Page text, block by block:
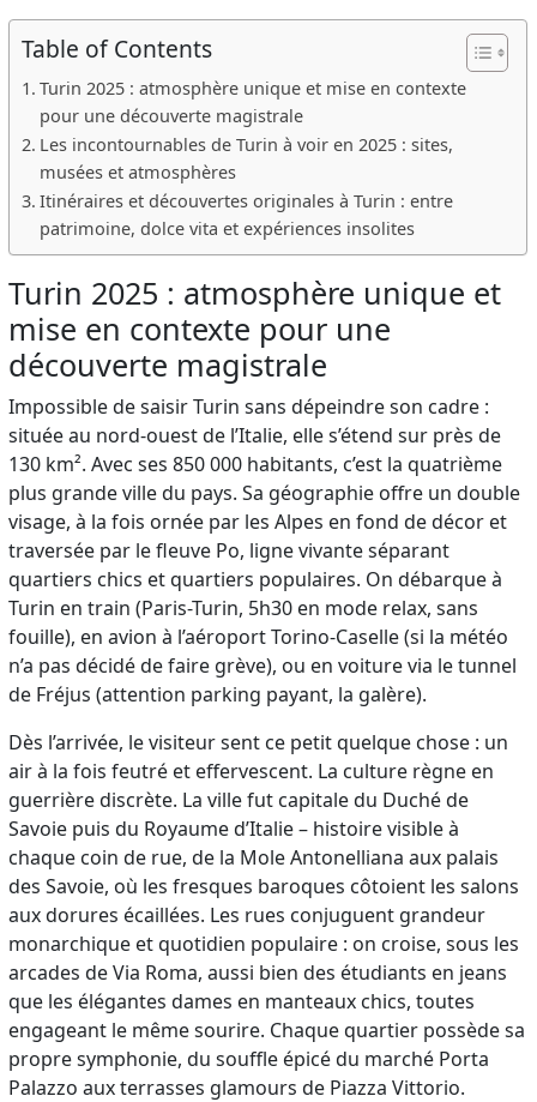
Table of Contents
Turin 2025 : atmosphère unique et mise en contexte
pour une découverte magistrale
Les incontournables de Turin à voir en 2025 : sites,
musées et atmosphères
Itinéraires et découvertes originales à Turin : entre
patrimoine, dolce vita et expériences insolites
Turin 2025 : atmosphère unique et
mise en contexte pour une
découverte magistrale
Impossible de saisir Turin sans dépeindre son cadre :
située au nord-ouest de l’Italie, elle s’étend sur près de
130 km². Avec ses 850 000 habitants, c’est la quatrième
plus grande ville du pays. Sa géographie offre un double
visage, à la fois ornée par les Alpes en fond de décor et
traversée par le fleuve Po, ligne vivante séparant
quartiers chics et quartiers populaires. On débarque à
Turin en train (Paris-Turin, 5h30 en mode relax, sans
fouille), en avion à l’aéroport Torino-Caselle (si la météo
n’a pas décidé de faire grève), ou en voiture via le tunnel
de Fréjus (attention parking payant, la galère).
Dès l’arrivée, le visiteur sent ce petit quelque chose : un
air à la fois feutré et effervescent. La culture règne en
guerrière discrète. La ville fut capitale du Duché de
Savoie puis du Royaume d’Italie – histoire visible à
chaque coin de rue, de la Mole Antonelliana aux palais
des Savoie, où les fresques baroques côtoient les salons
aux dorures écaillées. Les rues conjuguent grandeur
monarchique et quotidien populaire : on croise, sous les
arcades de Via Roma, aussi bien des étudiants en jeans
que les élégantes dames en manteaux chics, toutes
engageant le même sourire. Chaque quartier possède sa
propre symphonie, du souffle épicé du marché Porta
Palazzo aux terrasses glamours de Piazza Vittorio.